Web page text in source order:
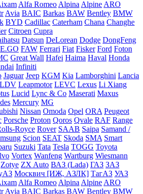
Alfa Romeo Alpina Alpine ARO
Avia BAIC Barkas BAW Bentley BMW
BYD Cadillac Caterham Chana Changhe
Citroen Cupra
Datsun DeLorean Dodge DongFeng
E.GO FAW Ferrari Fiat Fisker Ford Foton
Great Wall Hafei Haima Haval Honda
Infiniti
Jaguar Jeep KGM Kia Lamborghini Lancia
LDV Leapmotor LEVC Lexus Li Xiang
Lucid Lync & Co Maserati Maxus
Mercury MG
Nissan Omoda Opel ORA Peugeot
Porsche Proton Qoros Qvale RAF Range
Royce Rover SAAB Saipa Samand /
Scion SEAT Skoda SMA Smart
Suzuki Tata Tesla TOGG Toyota
Vortex Wanfeng Wartburg Wiesmann
Zotye ZX Auto ВАЗ (Lada) ГАЗ ЗАЗ
Москвич [ИЖ, АЗЛК] ТагАЗ УАЗ
Alfa Romeo Alpina Alpine ARO
Avia BAIC Barkas BAW Bentley BMW